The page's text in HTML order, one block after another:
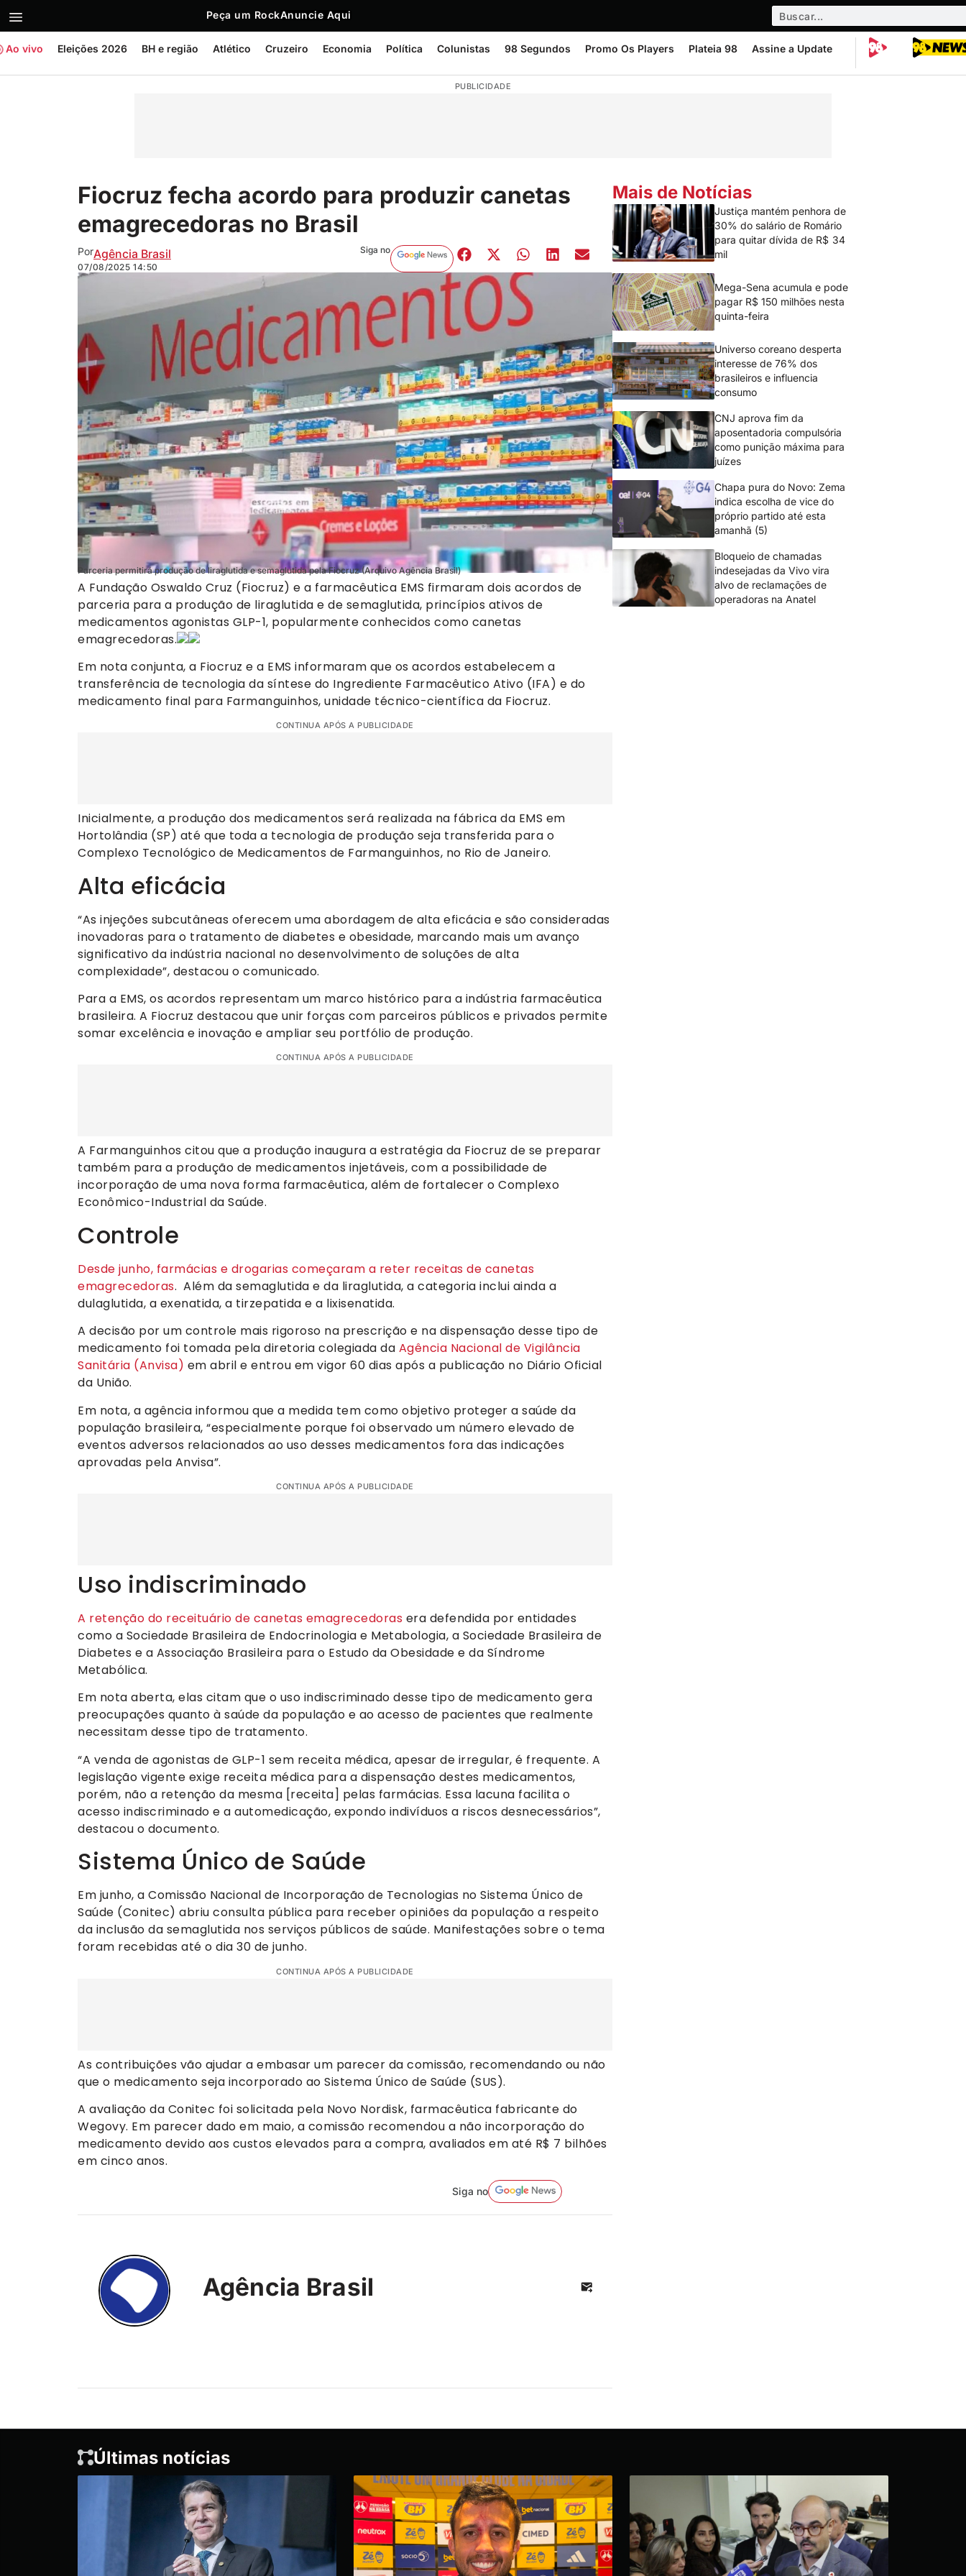
Peça um RockAnuncie Aqui
Ao vivo Eleições 2026 BH e região Atlético Cruzeiro Economia Política Colunistas 98 Segundos Promo Os Players Plateia 98 Assine a Update
PUBLICIDADE
Fiocruz fecha acordo para produzir canetas
emagrecedoras no Brasil
PorAgência Brasil
07/08/2025 14:50
Siga no
Parceria permitirá produção de liraglutida e semaglutida pela Fiocruz (Arquivo Agência Brasil)
A Fundação Oswaldo Cruz (Fiocruz) e a farmacêutica EMS firmaram dois acordos de
parceria para a produção de liraglutida e de semaglutida, princípios ativos de
medicamentos agonistas GLP-1, popularmente conhecidos como canetas
emagrecedoras.
Em nota conjunta, a Fiocruz e a EMS informaram que os acordos estabelecem a
transferência de tecnologia da síntese do Ingrediente Farmacêutico Ativo (IFA) e do
medicamento final para Farmanguinhos, unidade técnico-científica da Fiocruz.
CONTINUA APÓS A PUBLICIDADE
Inicialmente, a produção dos medicamentos será realizada na fábrica da EMS em
Hortolândia (SP) até que toda a tecnologia de produção seja transferida para o
Complexo Tecnológico de Medicamentos de Farmanguinhos, no Rio de Janeiro.
Alta eficácia
“As injeções subcutâneas oferecem uma abordagem de alta eficácia e são consideradas
inovadoras para o tratamento de diabetes e obesidade, marcando mais um avanço
significativo da indústria nacional no desenvolvimento de soluções de alta
complexidade”, destacou o comunicado.
Para a EMS, os acordos representam um marco histórico para a indústria farmacêutica
brasileira. A Fiocruz destacou que unir forças com parceiros públicos e privados permite
somar excelência e inovação e ampliar seu portfólio de produção.
CONTINUA APÓS A PUBLICIDADE
A Farmanguinhos citou que a produção inaugura a estratégia da Fiocruz de se preparar
também para a produção de medicamentos injetáveis, com a possibilidade de
incorporação de uma nova forma farmacêutica, além de fortalecer o Complexo
Econômico-Industrial da Saúde.
Controle
Desde junho, farmácias e drogarias começaram a reter receitas de canetas
emagrecedoras. Além da semaglutida e da liraglutida, a categoria inclui ainda a
dulaglutida, a exenatida, a tirzepatida e a lixisenatida.
A decisão por um controle mais rigoroso na prescrição e na dispensação desse tipo de
medicamento foi tomada pela diretoria colegiada da Agência Nacional de Vigilância
Sanitária (Anvisa) em abril e entrou em vigor 60 dias após a publicação no Diário Oficial
da União.
Em nota, a agência informou que a medida tem como objetivo proteger a saúde da
população brasileira, “especialmente porque foi observado um número elevado de
eventos adversos relacionados ao uso desses medicamentos fora das indicações
aprovadas pela Anvisa”.
CONTINUA APÓS A PUBLICIDADE
Uso indiscriminado
A retenção do receituário de canetas emagrecedoras era defendida por entidades
como a Sociedade Brasileira de Endocrinologia e Metabologia, a Sociedade Brasileira de
Diabetes e a Associação Brasileira para o Estudo da Obesidade e da Síndrome
Metabólica.
Em nota aberta, elas citam que o uso indiscriminado desse tipo de medicamento gera
preocupações quanto à saúde da população e ao acesso de pacientes que realmente
necessitam desse tipo de tratamento.
“A venda de agonistas de GLP-1 sem receita médica, apesar de irregular, é frequente. A
legislação vigente exige receita médica para a dispensação destes medicamentos,
porém, não a retenção da mesma [receita] pelas farmácias. Essa lacuna facilita o
acesso indiscriminado e a automedicação, expondo indivíduos a riscos desnecessários”,
destacou o documento.
Sistema Único de Saúde
Em junho, a Comissão Nacional de Incorporação de Tecnologias no Sistema Único de
Saúde (Conitec) abriu consulta pública para receber opiniões da população a respeito
da inclusão da semaglutida nos serviços públicos de saúde. Manifestações sobre o tema
foram recebidas até o dia 30 de junho.
CONTINUA APÓS A PUBLICIDADE
As contribuições vão ajudar a embasar um parecer da comissão, recomendando ou não
que o medicamento seja incorporado ao Sistema Único de Saúde (SUS).
A avaliação da Conitec foi solicitada pela Novo Nordisk, farmacêutica fabricante do
Wegovy. Em parecer dado em maio, a comissão recomendou a não incorporação do
medicamento devido aos custos elevados para a compra, avaliados em até R$ 7 bilhões
em cinco anos.
Siga no
Agência Brasil
Mais de Notícias
Justiça mantém penhora de
30% do salário de Romário
para quitar dívida de R$ 34
mil
Mega-Sena acumula e pode
pagar R$ 150 milhões nesta
quinta-feira
Universo coreano desperta
interesse de 76% dos
brasileiros e influencia
consumo
CNJ aprova fim da
aposentadoria compulsória
como punição máxima para
juízes
Chapa pura do Novo: Zema
indica escolha de vice do
próprio partido até esta
amanhã (5)
Bloqueio de chamadas
indesejadas da Vivo vira
alvo de reclamações de
operadoras na Anatel
Últimas notícias